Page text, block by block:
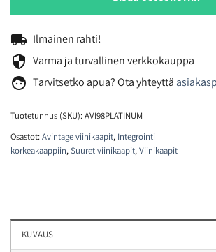
local_shipping Ilmainen rahti!
security Varma ja turvallinen verkkokauppa
face Tarvitsetko apua? Ota yhteyttä
Tuotetunnus (SKU):AVI98PLATINUM
Osastot:Avintage viinikaapit, Integrointi
korkeakaappiin,Suuret viinikaapit,Viinikaapit
KUVAUS